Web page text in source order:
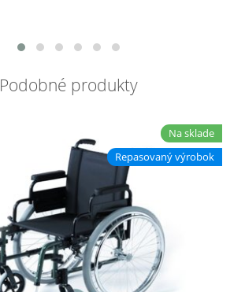
Podobné produkty
Na sklade
Repasovaný výrobok